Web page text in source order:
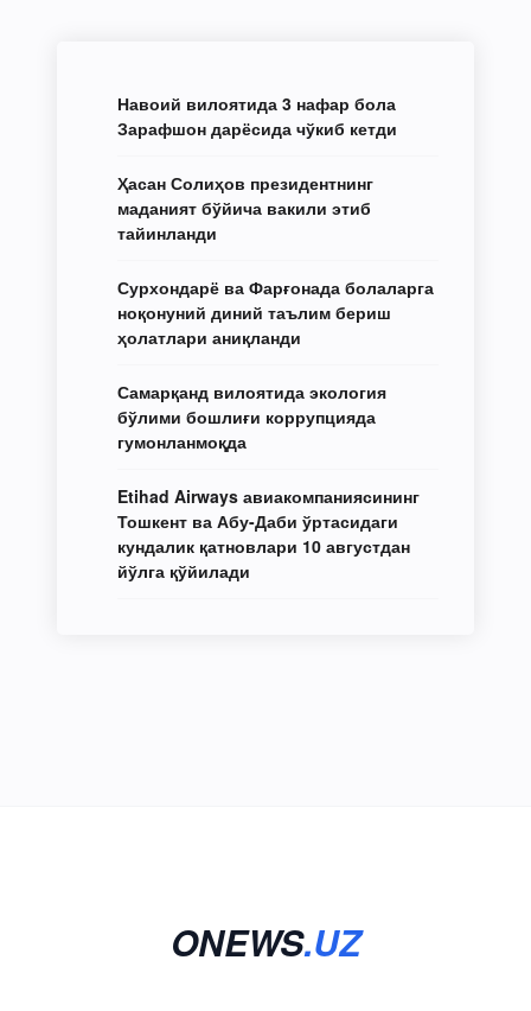
Навоий вилоятида 3 нафар бола
Зарафшон дарёсида чўкиб кетди
Ҳасан Солиҳов президентнинг
маданият бўйича вакили этиб
тайинланди
Сурхондарё ва Фарғонада болаларга
ноқонуний диний таълим бериш
ҳолатлари аниқланди
Самарқанд вилоятида экология
бўлими бошлиғи коррупцияда
гумонланмоқда
Etihad Airways авиакомпаниясининг
Тошкент ва Абу-Даби ўртасидаги
кундалик қатновлари 10 августдан
йўлга қўйилади
ONEWS.UZ